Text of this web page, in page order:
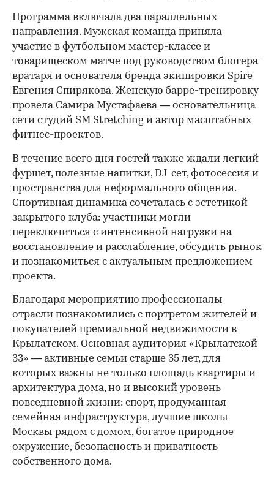
Программа включала два параллельных
направления. Мужская команда приняла
участие в футбольном мастер-классе и
товарищеском матче под руководством блогера-
вратаря и основателя бренда экипировки Spire
Евгения Спирякова. Женскую барре-тренировку
провела Самира Мустафаева — основательница
сети студий SM Stretching и автор масштабных
фитнес-проектов.
В течение всего дня гостей также ждали легкий
фуршет, полезные напитки, DJ-сет, фотосессия и
пространства для неформального общения.
Спортивная динамика сочеталась с эстетикой
закрытого клуба: участники могли
переключиться с интенсивной нагрузки на
восстановление и расслабление, обсудить рынок
и познакомиться с актуальным предложением
проекта.
Благодаря мероприятию профессионалы
отрасли познакомились с портретом жителей и
покупателей премиальной недвижимости в
Крылатском. Основная аудитория «Крылатской
33» — активные семьи старше 35 лет, для
которых важны не только площадь квартиры и
архитектура дома, но и высокий уровень
повседневной жизни: спорт, продуманная
семейная инфраструктура, лучшие школы
Москвы рядом с домом, богатое природное
окружение, безопасность и приватность
собственного дома.